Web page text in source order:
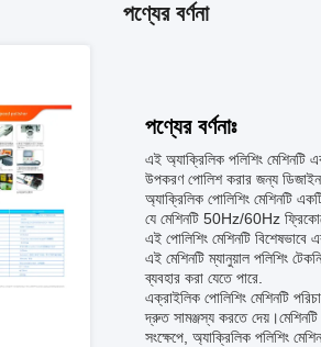
পণ্যের বর্ণনা
পণ্যের বর্ণনাঃ
এই অ্যাক্রিলিক পলিশিং মেশিনটি
উপকরণ পোলিশ করার জন্য ডিজাইন
অ্যাক্রিলিক পোলিশিং মেশিনটি
যে মেশিনটি 50Hz/60Hz
এই পোলিশিং মেশিনটি
এই মেশিনটি ম্যানুয়াল পলিশিং
ব্যবহার করা যেতে পারে.
এক্রাইলিক পোলিশিং মেশিনটি
দ্রুত সামঞ্জস্য করতে
সংক্ষেপে, অ্যাক্রিলিক পলিশিং